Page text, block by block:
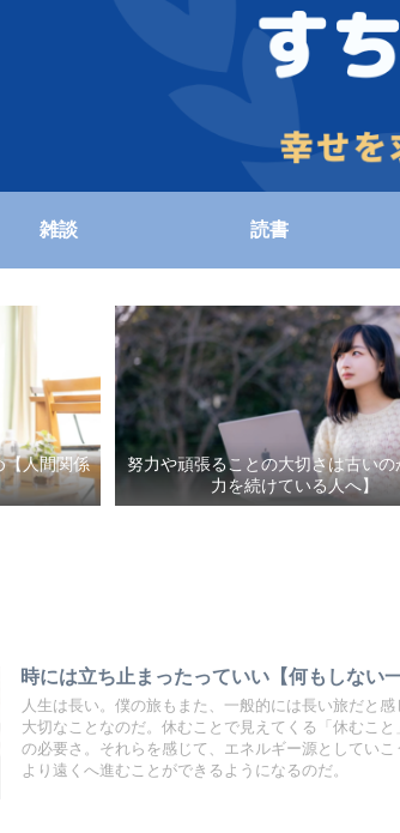
雑談 読書
【人間関係
努力や頑張ることの大切さは古いの
力を続けている人へ】
時には立ち止まったっていい【何もしない
人生は長い。僕の旅もまた、一般的には長い旅だと
大切なことなのだ。休むことで見えてくる「休むこ
の必要さ。それらを感じて、エネルギー源としてい
より遠くへ進むことができるようになるのだ。